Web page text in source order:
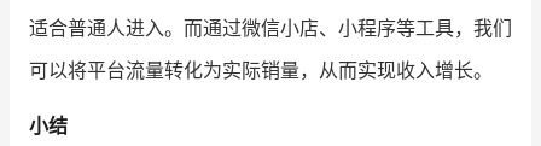
适合普通人进入。而通过微信小店、小程序等工具，我们
可以将平台流量转化为实际销量，从而实现收入增长。
小结